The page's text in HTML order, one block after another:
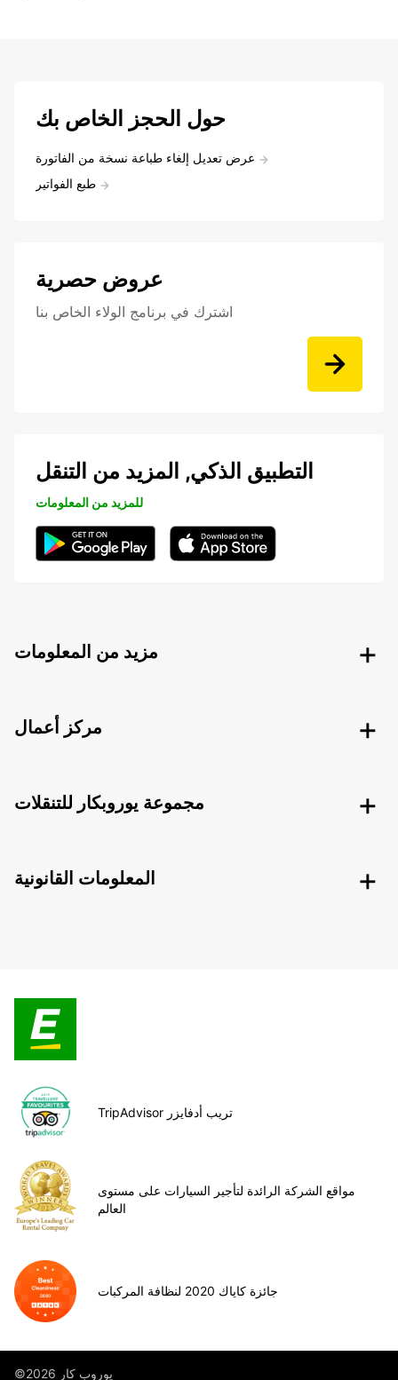
حول الحجز الخاص بك
عرض تعديل إلغاء طباعة نسخة من الفاتورة
طبع الفواتير
عروض حصرية
اشترك في برنامج الولاء الخاص بنا
التطبيق الذكي, المزيد من التنقل
للمزيد من المعلومات
مزيد من المعلومات
مركز أعمال
مجموعة يوروبكار للتنقلات
المعلومات القانونية
TripAdvisor تريب أدفايزر
مواقع الشركة الرائدة لتأجير السيارات على مستوى
العالم
جائزة كاياك 2020 لنظافة المركبات
©يوروب كار 2026